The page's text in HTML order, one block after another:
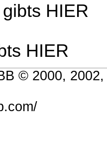
HIER
HIER
© 2000,